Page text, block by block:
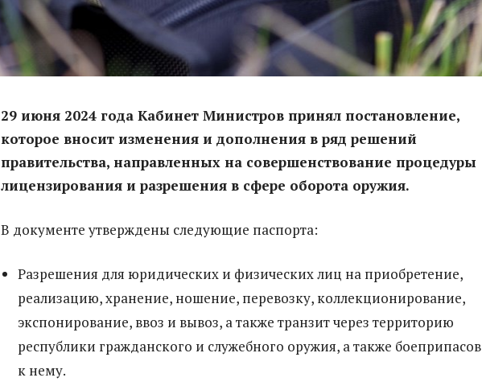
29 июня 2024 года Кабинет Министров принял постановление,
которое вносит изменения и дополнения в ряд решений
правительства, направленных на совершенствование процедуры
лицензирования и разрешения в сфере оборота оружия.
В документе утверждены следующие паспорта:
Разрешения для юридических и физических лиц на приобретение,
реализацию, хранение, ношение, перевозку, коллекционирование,
экспонирование, ввоз и вывоз, а также транзит через территорию
республики гражданского и служебного оружия, а также боеприпасов
к нему.